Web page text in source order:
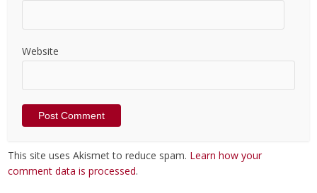
Website
This site uses Akismet to reduce spam. Learn how your
comment data is processed.